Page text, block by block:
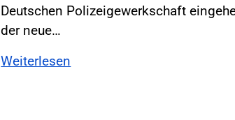
Deutschen Polizeigewerkschaft
der neue…
Weiterlesen